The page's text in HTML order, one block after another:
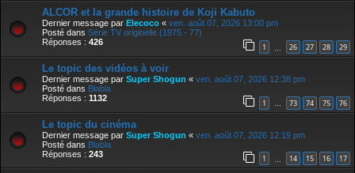
ALCOR et la grande histoire de Koji Kabuto
Dernier message par Elecoco « ven. août 07, 2026 13:00 pm
Posté dans Série TV originelle (1975 - 77)
Réponses : 426 1 26 27 28 29
Le topic des vidéos à voir
Dernier message par Super Shogun « ven. août 07, 2026 12:38 pm
Posté dans Blabla
Réponses : 1132 1 … 73 74 75 76
Le topic du cinéma
Dernier message par Super Shogun « ven. août 07, 2026 12:19 pm
Posté dans Blabla
Réponses : 243 1 14 15 16 17